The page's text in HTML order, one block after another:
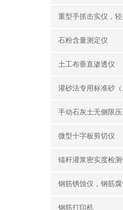
重型手抓击实仪，
石粉含量测定仪
土工布垂直渗透仪
手动石灰土无侧限压
微型十字板剪切仪
锚杆灌浆密实度检测
钢筋锈蚀仪，钢筋
钢筋打印机